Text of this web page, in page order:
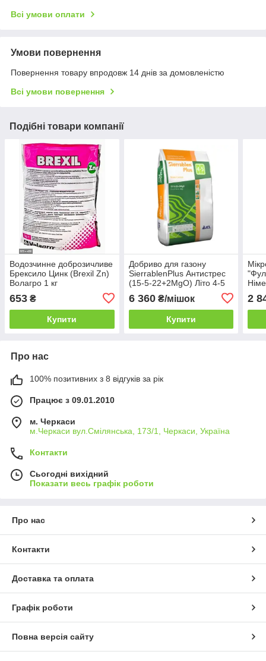
Всі умови оплати
Умови повернення
Повернення товару впродовж 14 днів за домовленістю
Всі умови повернення
Подібні товари компанії
Водозчинне доброзичливе
Брексило Цинк (Brexil Zn)
Волагро 1 кг
653 ₴
Купити
Добриво для газону
SierrablenPlus Антистрес
(15-5-22+2MgO) Літо 4-5
6 360₴/мішок
Купити
2
Про нас
100% позитивних з 8 відгуків за рік
Працює з 09.01.2010
м. Черкаси
м.Черкаси вул.Смілянська, 173/1, Черкаси, Україна
Контакти
Сьогодні вихідний
Показати весь графік роботи
Про нас
Контакти
Доставка та оплата
Графік роботи
Повна версія сайту